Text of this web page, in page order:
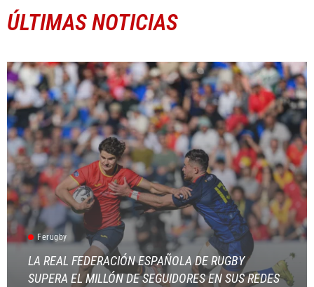
ÚLTIMAS NOTICIAS
Ferugby
LA REAL FEDERACIÓN ESPAÑOLA DE RUGBY
SUPERA EL MILLÓN DE SEGUIDORES EN SUS REDES